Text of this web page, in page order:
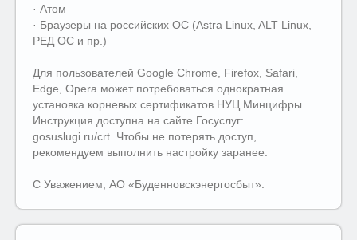
· Атом
· Браузеры на российских ОС (Astra Linux, ALT Linux,
РЕД ОС и пр.)
Для пользователей Google Chrome, Firefox, Safari,
Edge, Opera может потребоваться однократная
установка корневых сертификатов НУЦ Минцифры.
Инструкция доступна на сайте Госуслуг:
gosuslugi.ru/crt. Чтобы не потерять доступ,
рекомендуем выполнить настройку заранее.
С Уважением, АО «Буденновскэнергосбыт».